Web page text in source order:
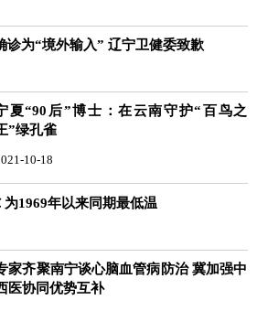
诊为“境外输入” 辽宁卫健委致歉
夏“90后”博士：在云南守护“百鸟之
”绿孔雀
10-18
1969年以来同期最低温
家齐聚南宁谈心脑血管病防治 冀加强中
医协同优势互补